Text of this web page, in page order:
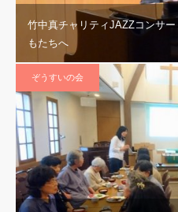
竹中真チャリティJAZZコンサ
もたちへ
ぞうすいの会